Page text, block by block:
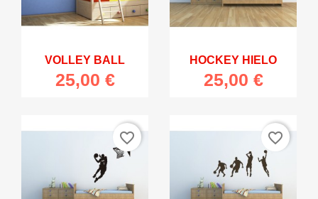
VOLLEY BALL
25,00 €
HOCKEY HIELO
25,00 €
favorite_border favorite_border